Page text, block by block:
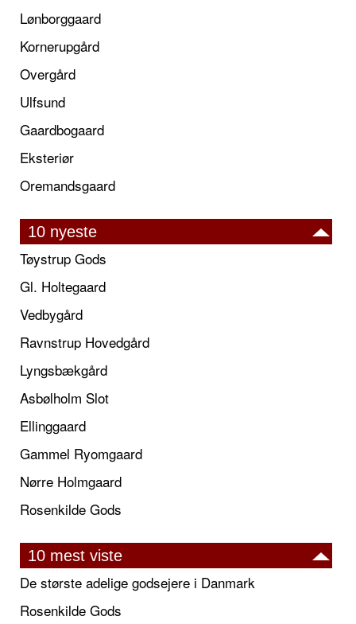
Lønborggaard
Kornerupgård
Overgård
Ulfsund
Gaardbogaard
Eksteriør
Oremandsgaard
10 nyeste
Tøystrup Gods
Gl. Holtegaard
Vedbygård
Ravnstrup Hovedgård
Lyngsbækgård
Asbølholm Slot
Ellinggaard
Gammel Ryomgaard
Nørre Holmgaard
Rosenkilde Gods
10 mest viste
De største adelige godsejere i Danmark
Rosenkilde Gods